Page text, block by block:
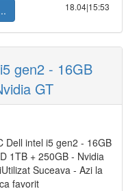
18.04|15:53
gen2 - 16GB
GT
Dell intel i5 gen2 - 16GB
1TB + 250GB - Nvidia
Suceava - Azi la
favorit